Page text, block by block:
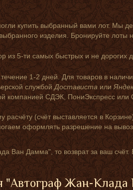
купить выбранный вами лот. Мы
изделия. Бронируйте лоты
из 5-ти самых быстрых и не дорогих
1-2 дней. Для товаров в
службойДоставистаили
компанией СДЭК, ПониЭкспресс
(счёт выставляется в
оформлять разрешение на
Ван Дамма", то возврат за ваш счёт.
"Автограф Жан-